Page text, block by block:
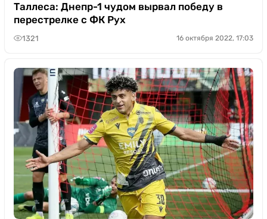
Таллеса: Днепр-1 чудом вырвал победу в
перестрелке с ФК Рух
1321 16 октября 2022, 17:03